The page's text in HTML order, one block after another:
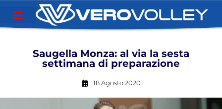
Saugella Monza: al via la sesta
settimana di preparazione
18 Agosto 2020